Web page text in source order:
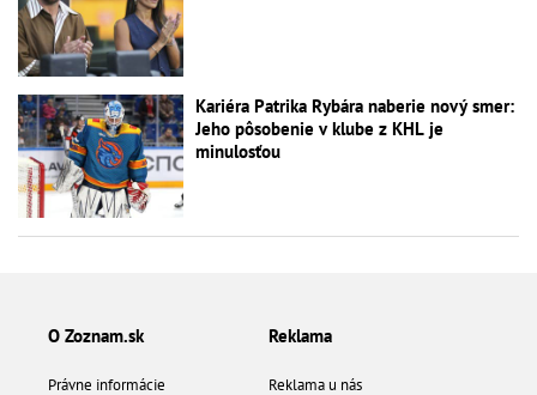
Kariéra Patrika Rybára naberie nový smer:
Jeho pôsobenie v klube z KHL je
minulosťou
O Zoznam.sk
Právne informácie
Reklama
Reklama u nás